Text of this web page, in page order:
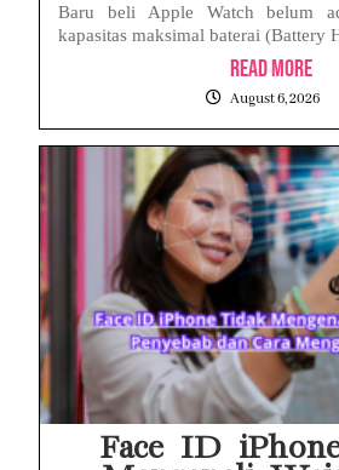
Baru beli Apple Watch belum
kapasitas maksimal baterai (Battery
Read More
August 6, 2026
Face ID